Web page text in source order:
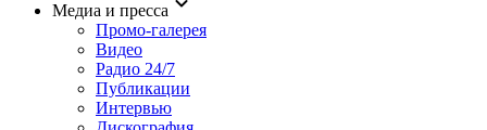
Медиа и пресса
Промо-галерея
Видео
Радио 24/7
Публикации
Интервью